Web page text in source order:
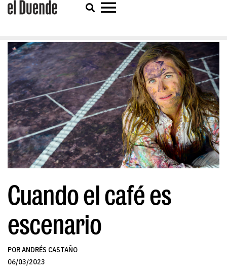
Cuando el café es
escenario
POR ANDRÉS CASTAÑO
06/03/2023